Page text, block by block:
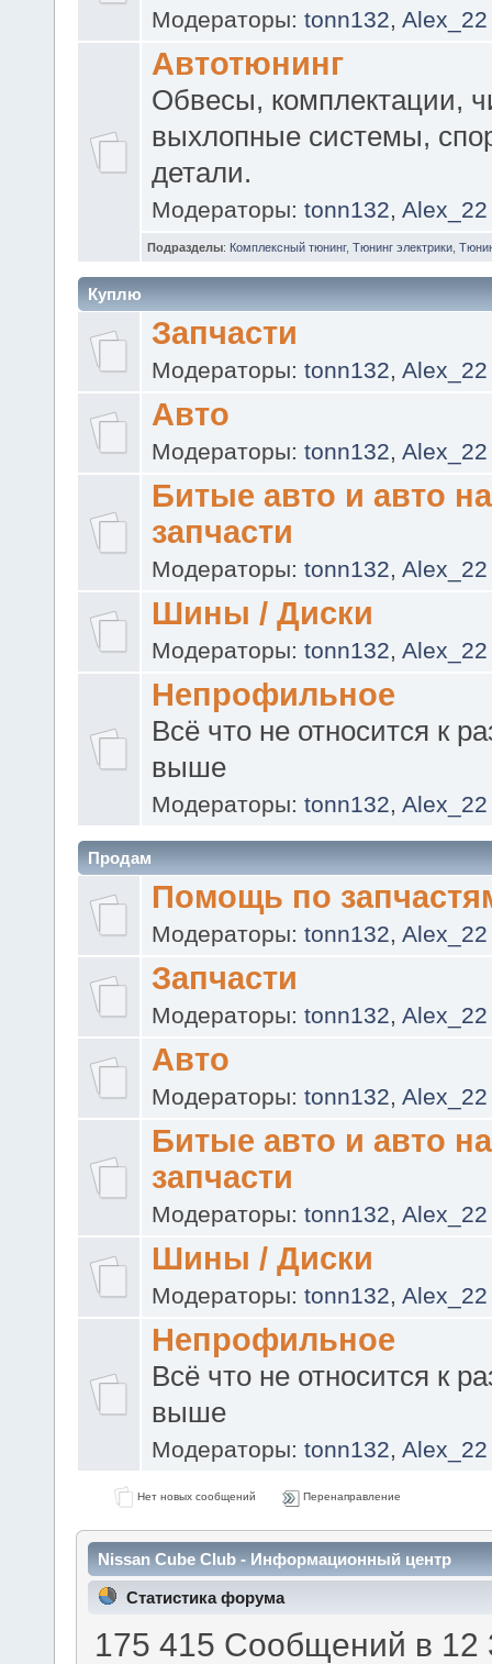
Модераторы: tonn132, Alex_22
Автотюнинг
Обвесы, комплектации,
выхлопные системы,
детали.
Модераторы: tonn132, Alex_22
Подразделы: Комплексный тюнинг, Тюнинг электрики
Куплю
Запчасти
Модераторы: tonn132, Alex_22
Авто
Модераторы: tonn132, Alex_22
Битые авто и авто на
запчасти
Модераторы: tonn132, Alex_22
Шины / Диски
Модераторы: tonn132, Alex_22
Непрофильное
Всё что не относится к
выше
Модераторы: tonn132, Alex_22
Продам
Помощь по
Модераторы: tonn132, Alex_22
Запчасти
Модераторы: tonn132, Alex_22
Авто
Модераторы: tonn132, Alex_22
Битые авто и авто на
запчасти
Модераторы: tonn132, Alex_22
Шины / Диски
Модераторы: tonn132, Alex_22
Непрофильное
Всё что не относится к
выше
Модераторы: tonn132, Alex_22
Нет новых сообщений Перенаправление
Nissan Cube Club - Информационный центр
Статистика форума
175 415 Сообщений в 12